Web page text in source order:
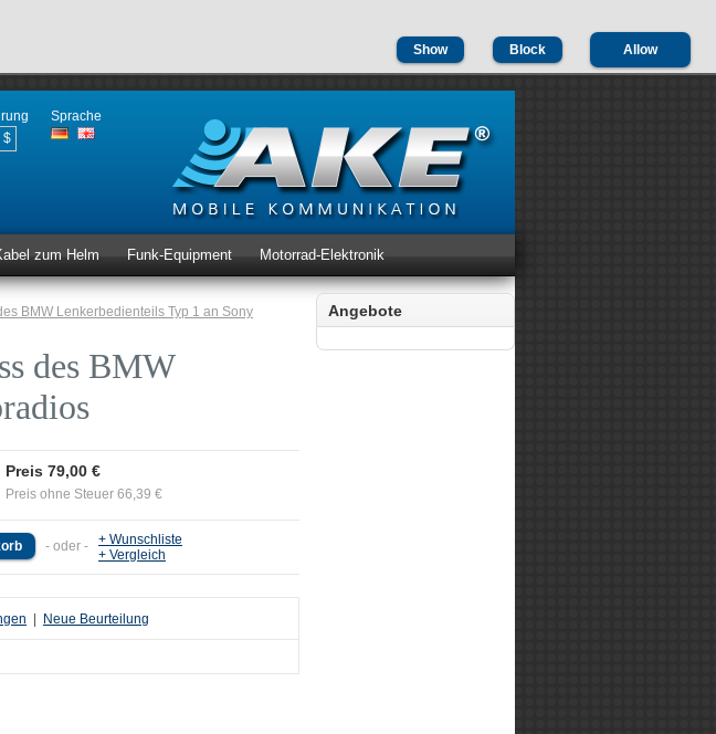
Show
Block Allow
Sprache
$
zum Helm Funk-Equipment Motorrad-Elektronik
Angebote
BMW Lenkerbedienteils Typ 1 an Sony
des BMW
Preis 79,00 €
Preis ohne Steuer 66,39 €
- oder -
+ Wunschliste
+ Vergleich
Neue Beurteilung